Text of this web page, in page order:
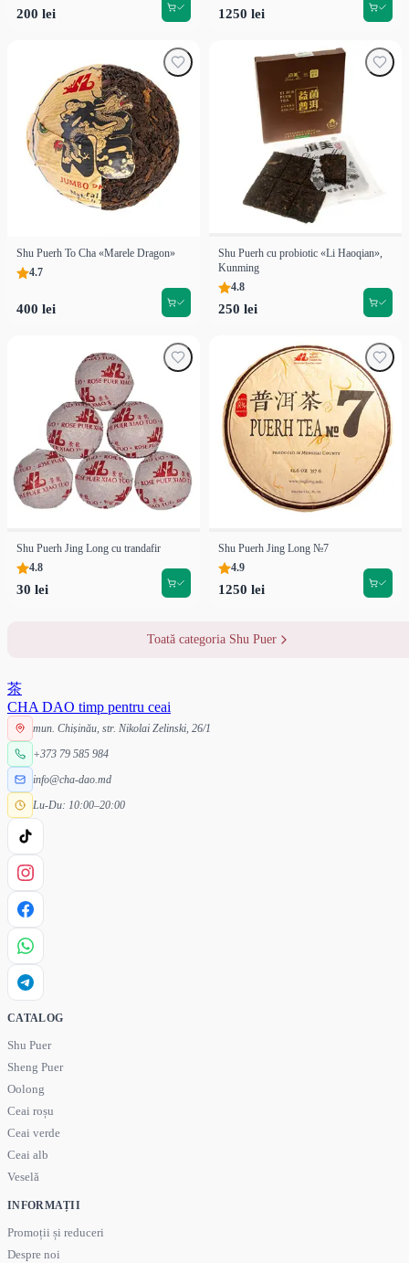
200 lei 1250 lei
Shu Puerh To Cha «Marele Dragon»
4.7
400 lei
Shu Puerh cu probiotic «Li Haoqian»,
Kunming
4.8
250 lei
Shu Puerh Jing Long cu trandafir
4.8
30 lei
Shu Puerh Jing Long №7
4.9
1250 lei
Toată categoria Shu Puer
茶
CHA DAO timp pentru ceai
mun. Chișinău, str. Nikolai Zelinski, 26/1
+373 79 585 984
info@cha-dao.md
Lu-Du: 10:00–20:00
CATALOG
Shu Puer
Sheng Puer
Oolong
Ceai roșu
Ceai verde
Ceai alb
Veselă
INFORMAȚII
Promoții și reduceri
Despre noi